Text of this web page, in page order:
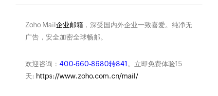
Zoho Mail企业邮箱，深受国内外企业一致喜爱。纯净无
广告，安全加密全球畅邮。
欢迎咨询： 400-660-8680转841 。立即免费体验15
天: https://www.zoho.com.cn/mail/